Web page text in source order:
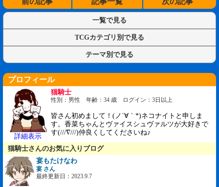
一覧で見る
TCGカテゴリ別で見る
テーマ別で見る
プロフィール
詳細表示
猫騎士
性別：男性 年齢：34 歳 ログイン：3日以上
皆さん初めまして！(ノ´∀｀*)ネコナイトと申しま
す。香菜ちゃんとヴァイスシュヴァルツが大好きで
す(///∇///)仲良くしてくださいね♪
猫騎士さんのお気に入りブログ
宴もたけなわ
宴 さん
最終更新日：2023.9.7